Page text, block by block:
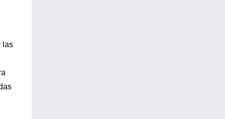
las